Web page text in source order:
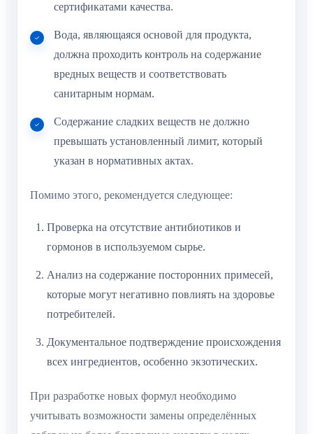
сертификатами качества.
Вода, являющаяся основой для продукта,
должна проходить контроль на содержание
вредных веществ и соответствовать
санитарным нормам.
Содержание сладких веществ не должно
превышать установленный лимит, который
указан в нормативных актах.
Помимо этого, рекомендуется следующее:
Проверка на отсутствие антибиотиков и
гормонов в используемом сырье.
Анализ на содержание посторонних примесей,
которые могут негативно повлиять на здоровье
потребителей.
Документальное подтверждение происхождения
всех ингредиентов, особенно экзотических.
При разработке новых формул необходимо
учитывать возможности замены определённых